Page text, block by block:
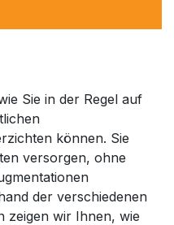
Sie in der Regel auf
können. Sie
versorgen, ohne
der verschiedenen
zeigen wir Ihnen, wie